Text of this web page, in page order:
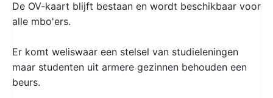
De OV-kaart blijft bestaan en wordt beschikbaar voor
alle mbo'ers.
Er komt weliswaar een stelsel van studieleningen
maar studenten uit armere gezinnen behouden een
beurs.